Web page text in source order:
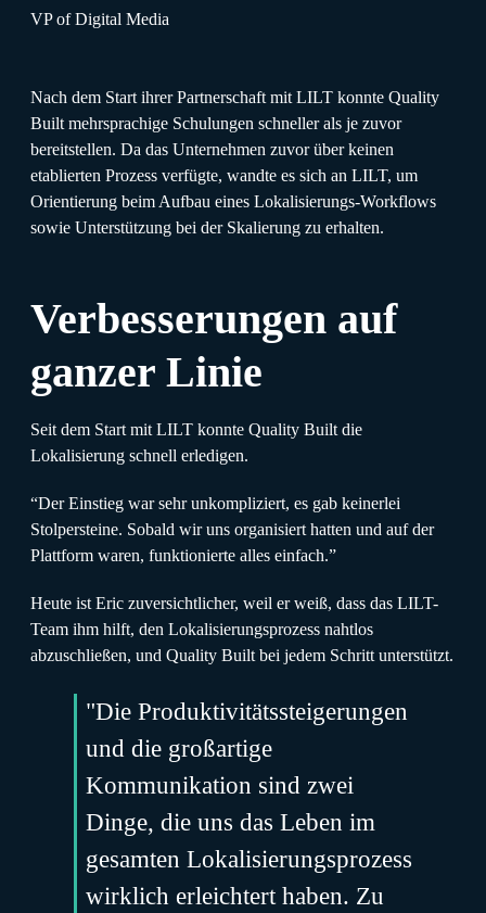
VP of Digital Media
Nach dem Start ihrer Partnerschaft mit LILT konnte Quality
Built mehrsprachige Schulungen schneller als je zuvor
bereitstellen. Da das Unternehmen zuvor über keinen
etablierten Prozess verfügte, wandte es sich an LILT, um
Orientierung beim Aufbau eines Lokalisierungs-Workflows
sowie Unterstützung bei der Skalierung zu erhalten.
Verbesserungen auf
ganzer Linie
Seit dem Start mit LILT konnte Quality Built die
Lokalisierung schnell erledigen.
“Der Einstieg war sehr unkompliziert, es gab keinerlei
Stolpersteine. Sobald wir uns organisiert hatten und auf der
Plattform waren, funktionierte alles einfach.”
Heute ist Eric zuversichtlicher, weil er weiß, dass das LILT-
Team ihm hilft, den Lokalisierungsprozess nahtlos
abzuschließen, und Quality Built bei jedem Schritt unterstützt.
"Die Produktivitätssteigerungen
und die großartige
Kommunikation sind zwei
Dinge, die uns das Leben im
gesamten Lokalisierungsprozess
wirklich erleichtert haben. Zu